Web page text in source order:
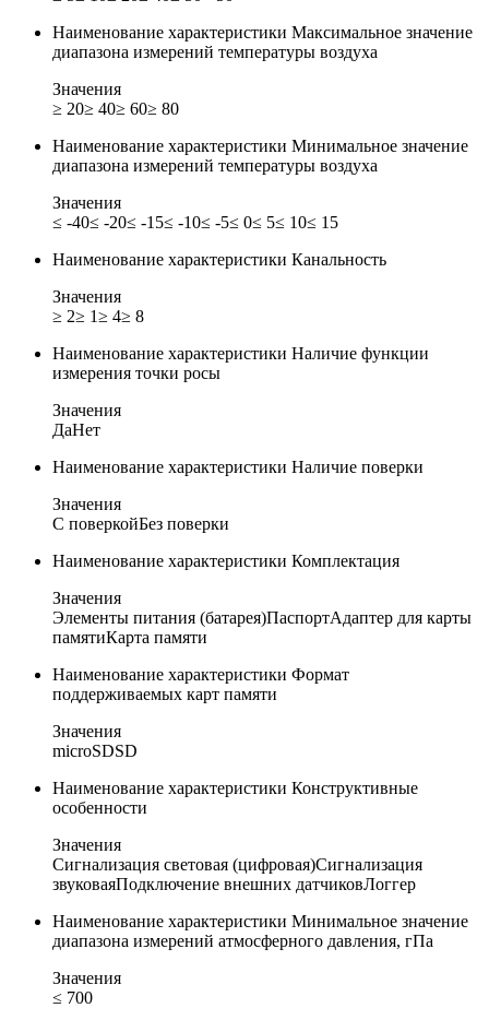
Наименование характеристики Максимальное значение
диапазона измерений температуры воздуха
Значения
≥ 20≥ 40≥ 60≥ 80
Наименование характеристики Минимальное значение
диапазона измерений температуры воздуха
Значения
≤ -40≤ -20≤ -15≤ -10≤ -5≤ 0≤ 5≤ 10≤ 15
Наименование характеристики Канальность
Значения
≥ 2≥ 1≥ 4≥ 8
Наименование характеристики Наличие функции
измерения точки росы
Значения
ДаНет
Наименование характеристики Наличие поверки
Значения
С поверкойБез поверки
Наименование характеристики Комплектация
Значения
Элементы питания (батарея)ПаспортАдаптер для карты
памятиКарта памяти
Наименование характеристики Формат
поддерживаемых карт памяти
Значения
microSDSD
Наименование характеристики Конструктивные
особенности
Значения
Сигнализация световая (цифровая)Сигнализация
звуковаяПодключение внешних датчиковЛоггер
Наименование характеристики Минимальное значение
диапазона измерений атмосферного давления, гПа
Значения
≤ 700